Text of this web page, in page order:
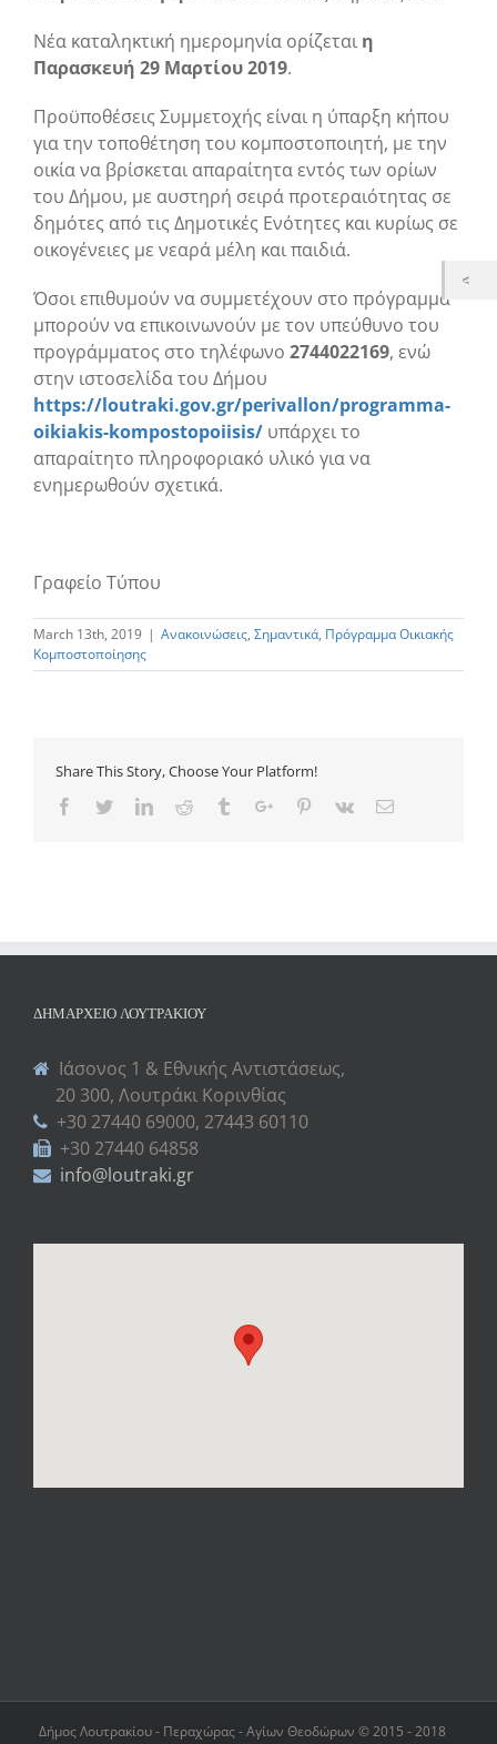
Νέα καταληκτική ημερομηνία ορίζεται η
Παρασκευή 29 Μαρτίου 2019.
Προϋποθέσεις Συμμετοχής είναι η ύπαρξη κήπου
για την τοποθέτηση του κομποστοποιητή, με την
οικία να βρίσκεται απαραίτητα εντός των ορίων
του Δήμου, με αυστηρή σειρά προτεραιότητας σε
δημότες από τις Δημοτικές Ενότητες και κυρίως σε
οικογένειες με νεαρά μέλη και παιδιά.
Όσοι επιθυμούν να συμμετέχουν στο πρόγραμμα
μπορούν να επικοινωνούν με τον υπεύθυνο του
προγράμματος στο τηλέφωνο 2744022169, ενώ
στην ιστοσελίδα του Δήμου
https://loutraki.gov.gr/perivallon/programma-
oikiakis-kompostopoiisis/ υπάρχει το
απαραίτητο πληροφοριακό υλικό για να
ενημερωθούν σχετικά.
Γραφείο Τύπου
March 13th, 2019 | Ανακοινώσεις, Σημαντικά, Πρόγραμμα Οικιακής
Κομποστοποίησης
Share This Story, Choose Your Platform!
Facebook
TwitterLinkedinReddit TumblrGoogle+Pinterest
Vk Email
ΔΗΜΑΡΧΕΊΟ ΛΟΥΤΡΑΚΊΟΥ
Ιάσονος 1 & Εθνικής Αντιστάσεως,
20 300, Λουτράκι Κορινθίας
+30 27440 69000, 27443 60110
+30 27440 64858
info@loutraki.gr
Δήμος Λουτρακίου - Περαχώρας - Αγίων Θεοδώρων © 2015 - 2018